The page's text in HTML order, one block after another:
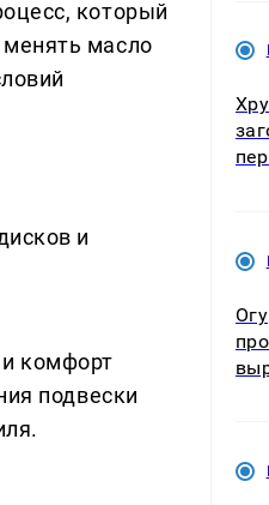
который
масло
и
комфорт
подвески